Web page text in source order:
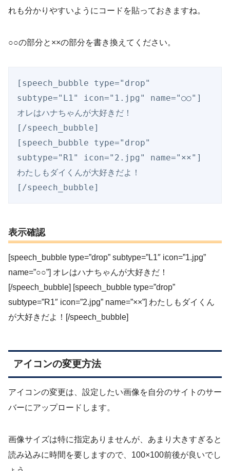
れも分かりやすいようにコードを貼っておきますね。
○○の部分と××の部分を書き換えてください。
[speech_bubble type="drop"
subtype="L1" icon="1.jpg" name="○○"]
オレはハナちゃんが大好きだ！
[/speech_bubble]
[speech_bubble type="drop"
subtype="R1" icon="2.jpg" name="××"]
わたしもダイくんが大好きだよ！
[/speech_bubble]
表示確認
[speech_bubble type=”drop” subtype=”L1″ icon=”1.jpg”
name=”○○”] オレはハナちゃんが大好きだ！
[/speech_bubble] [speech_bubble type=”drop”
subtype=”R1″ icon=”2.jpg” name=”××”] わたしもダイくん
が大好きだよ！[/speech_bubble]
アイコンの変更方法
アイコンの変更は、設定したい画像を自分のサイトのサー
バーにアップロードします。
画像サイズは特に指定ありませんが、あまり大きすぎると
読み込みに時間を要しますので、100×100前後が良いでし